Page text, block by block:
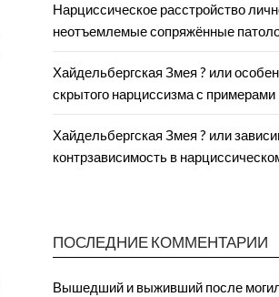
Нарциссическое расстройство
неотъемлемые сопряжённые
Хайдельбергская Змея ? или
скрытого нарциссизма с примерами
Хайдельбергская Змея ? или
контрзависимость в
ПОСЛЕДНИЕ КОММЕНТАРИИ
Вышедший и выживший после